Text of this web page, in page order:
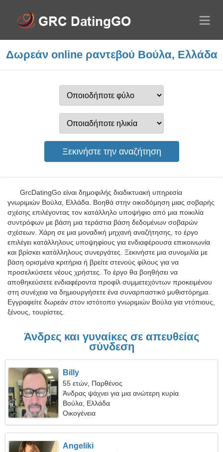
Δωρεάν online ραντεβού Βούλα, Ελλάδα
GrcDatingGo είναι δημοφιλής διαδικτυακή υπηρεσία
γνωριμιών Βούλα, Ελλάδα. Βοηθά στην οικοδόμηση μιας σοβαρής
σχέσης επιλέγοντας τον κατάλληλο υποψήφιο από μια ποικιλία
συντρόφων με βάση μια τεράστια βάση δεδομένων σοβαρών
σχέσεων. Χάρη σε μια μοναδική μηχανή αναζήτησης, το έργο
επιλέγει κατάλληλους υποψηφίους για ενδιαφέρουσα επικοινωνία
και βρίσκει κατάλληλους συνεργάτες. Ξεκινήστε μια συνομιλία με
βάση ορισμένα κριτήρια ή βρείτε στενούς φίλους για να
προσελκύσετε νέους χρήστες. Το έργο θα βοηθήσει να
αποθηκεύσετε ενδιαφέροντα προφίλ συμμετεχόντων προκειμένου
στη συνέχεια να δημιουργήσετε ένα συναρπαστικό μυθιστόρημα.
Εγγραφείτε δωρεάν στον ιστότοπο γνωριμιών Βούλα για ντόπιους,
ξένους, τουρίστες.
Άνδρες και γυναίκες σε απευθείας
σύνδεση
Billy
55 ετών, Παρθένος
Άνδρας ψάχνει για μια ανώτερη κυρία
Βούλα, Ελλάδα
Οικογένεια
Angeliki